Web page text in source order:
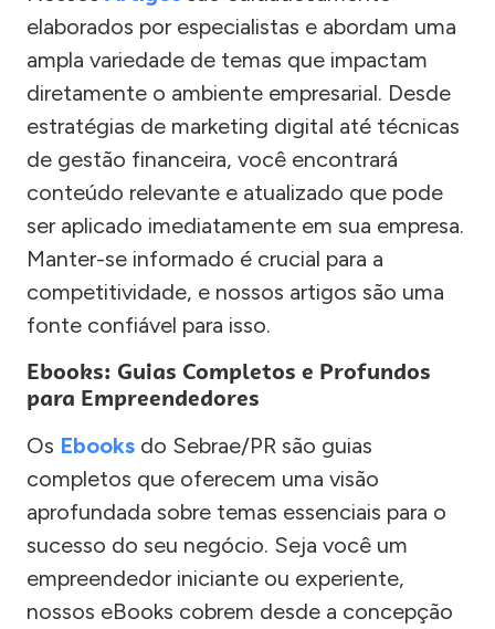
elaborados por especialistas e abordam uma
ampla variedade de temas que impactam
diretamente o ambiente empresarial. Desde
estratégias de marketing digital até técnicas
de gestão financeira, você encontrará
conteúdo relevante e atualizado que pode
ser aplicado imediatamente em sua empresa.
Manter-se informado é crucial para a
competitividade, e nossos artigos são uma
fonte confiável para isso.
Ebooks: Guias Completos e Profundos
para Empreendedores
Os Ebooks do Sebrae/PR são guias
completos que oferecem uma visão
aprofundada sobre temas essenciais para o
sucesso do seu negócio. Seja você um
empreendedor iniciante ou experiente,
nossos eBooks cobrem desde a concepção